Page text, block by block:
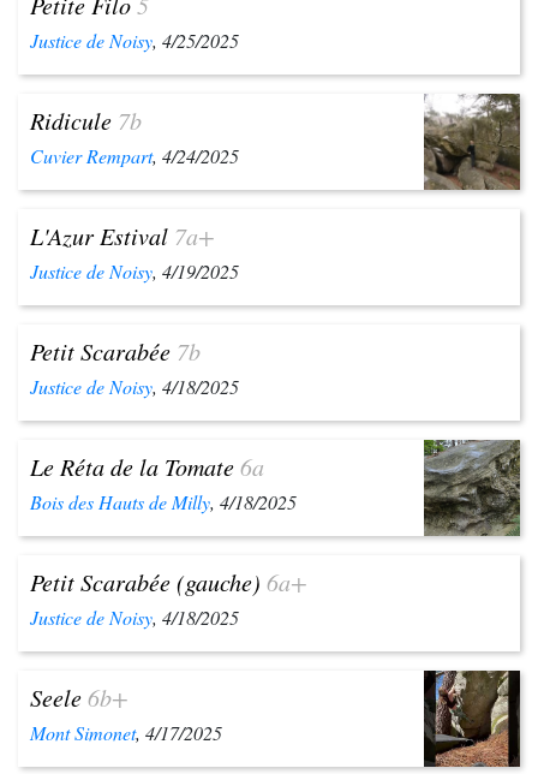
Justice de Noisy, 4/25/2025
Ridicule 7b
Cuvier Rempart, 4/24/2025
L'Azur Estival 7a+
Justice de Noisy, 4/19/2025
Petit Scarabée 7b
Justice de Noisy, 4/18/2025
Le Réta de la Tomate6a
Bois des Hauts de Milly, 4/18/2025
Petit Scarabée (gauche) 6a+
Justice de Noisy, 4/18/2025
Seele6b+
Mont Simonet, 4/17/2025